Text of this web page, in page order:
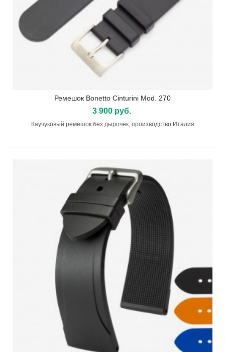
Ремешок Bonetto Cinturini Mod. 270
3 900 руб.
Каучуковый ремешок без дырочек, производство Италия